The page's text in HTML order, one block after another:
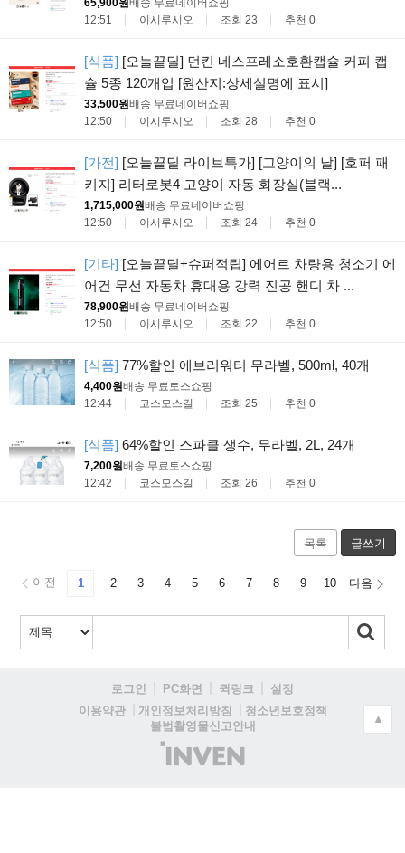
65,900원배송 무료네이버쇼핑
12:51
이시루시오 조회 23 추천 0
[식품] [오늘끝딜] 던킨 네스프레소호환캡슐 커피 캡
슐 5종 120개입 [원산지:상세설명에 표시]
33,500원배송 무료네이버쇼핑
12:50
이시루시오 조회 28 추천 0
[가전] [오늘끝딜 라이브특가] [고양이의 날] [호퍼 패
키지] 리터로봇4 고양이 자동 화장실(블랙...
1,715,000원배송 무료네이버쇼핑
12:50
이시루시오 조회 24 추천 0
[기타] [오늘끝딜+슈퍼적립] 에어르 차량용 청소기 에
어건 무선 자동차 휴대용 강력 진공 핸디 차 ...
78,900원배송 무료네이버쇼핑
12:50
이시루시오 조회 22 추천 0
[식품] 77%할인 에브리워터 무라벨, 500ml, 40개
4,400원배송 무료토스쇼핑
12:44
코스모스길 조회 25 추천 0
[식품] 64%할인 스파클 생수, 무라벨, 2L, 24개
7,200원배송 무료토스쇼핑
12:42
코스모스길 조회 26 추천 0
목록 글쓰기
이전 1 2 3 4 5 6 7 8 9 10 다음
로그인 PC화면 퀵링크
설정
이용약관
개인정보처리방침
청소년보호정책
불법촬영물신고안내
(주)
인
▲